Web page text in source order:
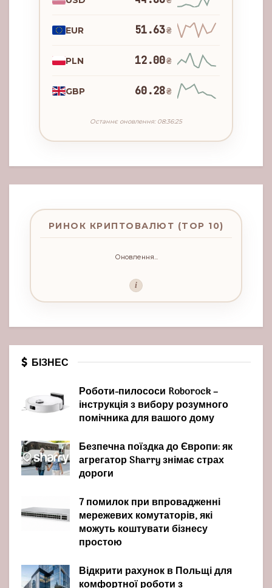
EUR 51.63₴
PLN 12.00₴
GBP 60.28₴
Останнє оновлення: 08:36:25
РИНОК КРИПТОВАЛЮТ (TOP 10)
Оновлення...
i
БІЗНЕС
Роботи-пилососи Roborock –
інструкція з вибору розумного
помічника для вашого дому
Безпечна поїздка до Європи: як
агрегатор Sharry знімає страх
дороги
7 помилок при впровадженні
мережевих комутаторів, які
можуть коштувати бізнесу
простою
Відкрити рахунок в Польщі для